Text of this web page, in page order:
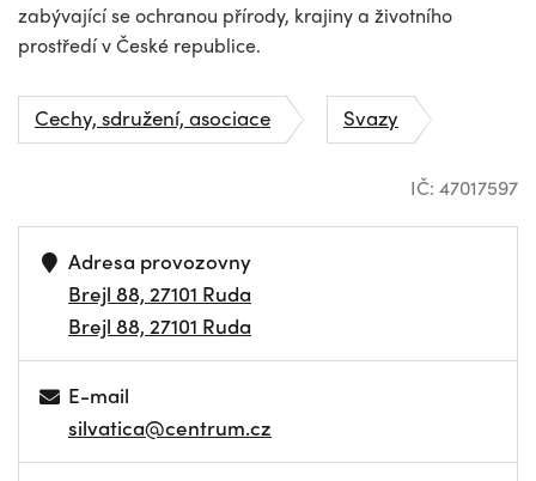
zabývající se ochranou přírody, krajiny a životního
prostředí v České republice.
Cechy, sdružení, asociace Svazy
IČ: 47017597
Adresa provozovny
Brejl 88, 27101 Ruda
Brejl 88, 27101 Ruda
E-mail
silvatica@centrum.cz